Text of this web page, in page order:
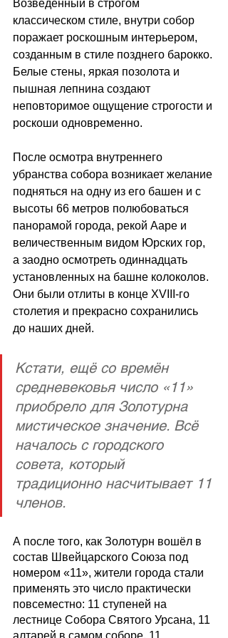
Возведённый в строгом
классическом стиле, внутри собор
поражает роскошным интерьером,
созданным в стиле позднего барокко.
Белые стены, яркая позолота и
пышная лепнина создают
неповторимое ощущение строгости и
роскоши одновременно.
После осмотра внутреннего
убранства собора возникает желание
подняться на одну из его башен и с
высоты 66 метров полюбоваться
панорамой города, рекой Ааре и
величественным видом Юрских гор,
а заодно осмотреть одиннадцать
установленных на башне колоколов.
Они были отлиты в конце XVIII-го
столетия и прекрасно сохранились
до наших дней.
Кстати, ещё со времён
средневековья число «11»
приобрело для Золотурна
мистическое значение. Всё
началось с городского
совета, который
традиционно насчитывает 11
членов.
А после того, как Золотурн вошёл в
состав Швейцарского Союза под
номером «11», жители города стали
применять это число практически
повсеместно: 11 ступеней на
лестнице Собора Святого Урсана, 11